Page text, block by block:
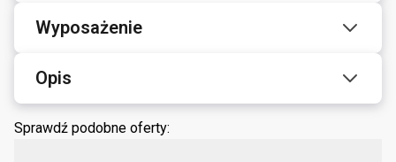
Wyposażenie
Opis
Sprawdź podobne oferty: